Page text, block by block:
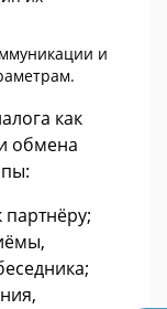
и
как
обмена
партнёру;